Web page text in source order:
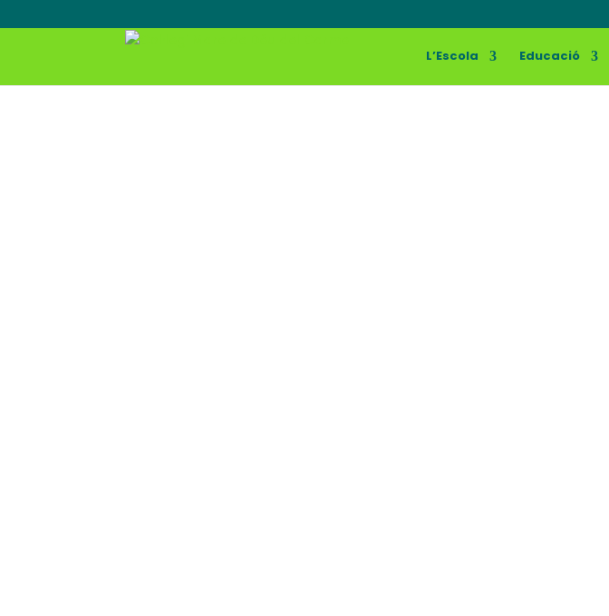
L’Escola Educació